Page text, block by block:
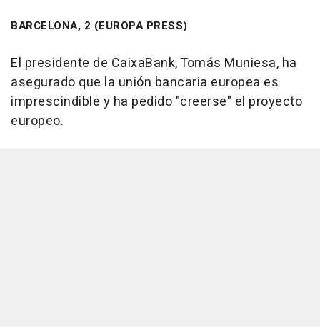
BARCELONA, 2 (EUROPA PRESS)
El presidente de CaixaBank, Tomás Muniesa, ha
asegurado que la unión bancaria europea es
imprescindible y ha pedido "creerse" el proyecto
europeo.